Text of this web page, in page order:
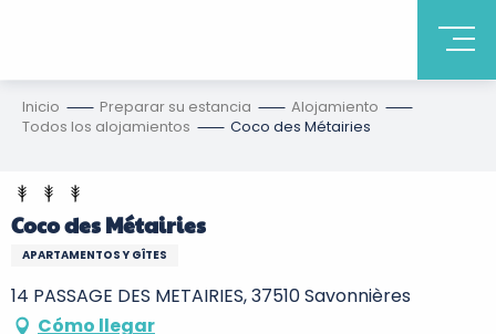
Inicio Preparar su estancia
Alojamiento
Todos los alojamientos
Coco des Métairies
Coco des Métairies
APARTAMENTOS Y GÎTES
14 PASSAGE DES METAIRIES, 37510 Savonnières
Cómo llegar